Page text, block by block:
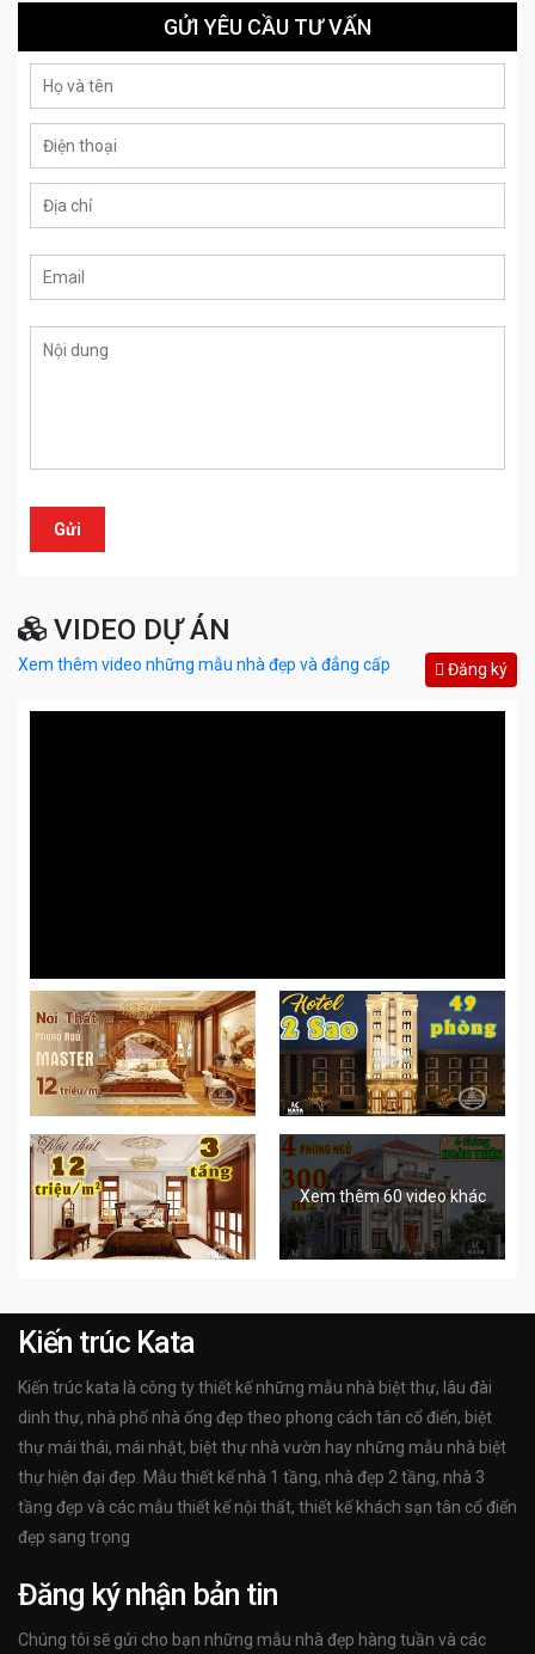
GỬI YÊU CẦU TƯ VẤN
VIDEO DỰ ÁN
Xem thêm video những mẫu nhà đẹp và đẳng cấp Đăng ký
Xem thêm 60 video khác
Kiến trúc Kata
Kiến trúc kata là công ty thiết kế những mẫu nhà biệt thự, lâu đài
dinh thự, nhà phố nhà ống đẹp theo phong cách tân cổ điển, biệt
thự mái thái, mái nhật, biệt thự nhà vườn hay những mẫu nhà biệt
thự hiện đại đẹp. Mẫu thiết kế nhà 1 tầng, nhà đẹp 2 tầng, nhà 3
tầng đẹp và các mẫu thiết kế nội thất, thiết kế khách sạn tân cổ điển
đẹp sang trọng
Đăng ký nhận bản tin
Chúng tôi sẽ gửi cho bạn những mẫu nhà đẹp hàng tuần và các